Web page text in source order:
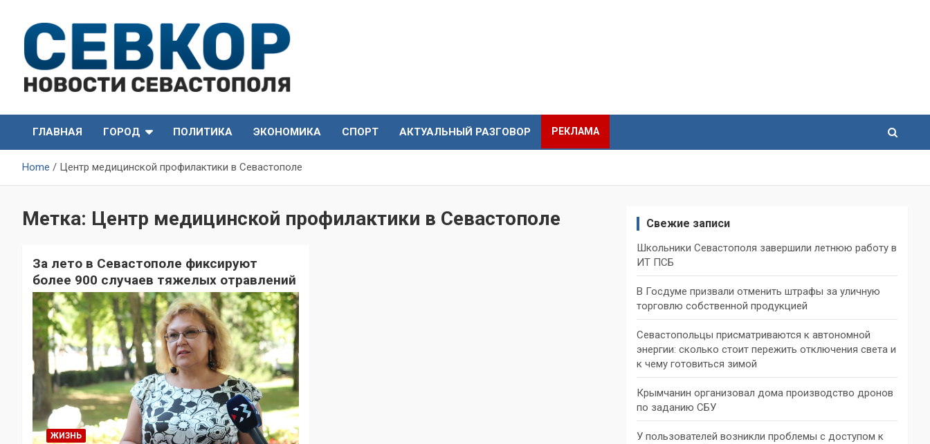
content
СевКор — Новости
Севастополя
Севастополя
ГЛАВНАЯ
ГОРОД ПОЛИТИКА ЭКОНОМИКА СПОРТ АКТУАЛЬНЫЙ РАЗГОВОР РЕКЛАМА
Home Центр медицинской профилактики в Севастополе
Метка: Центр медицинской профилактики в Севастополе
За лето в Севастополе фиксируют
более 900 случаев тяжелых отравлений
ЖИЗНЬ
Свежие записи
Школьники Севастополя завершили летнюю работу в
ИТ ПСБ
В Госдуме призвали отменить штрафы за уличную
торговлю собственной продукцией
Севастопольцы присматриваются к автономной
энергии: сколько стоит пережить отключения света и
к чему готовиться зимой
Крымчанин организовал дома производство дронов
по заданию СБУ
У пользователей возникли проблемы с доступом к